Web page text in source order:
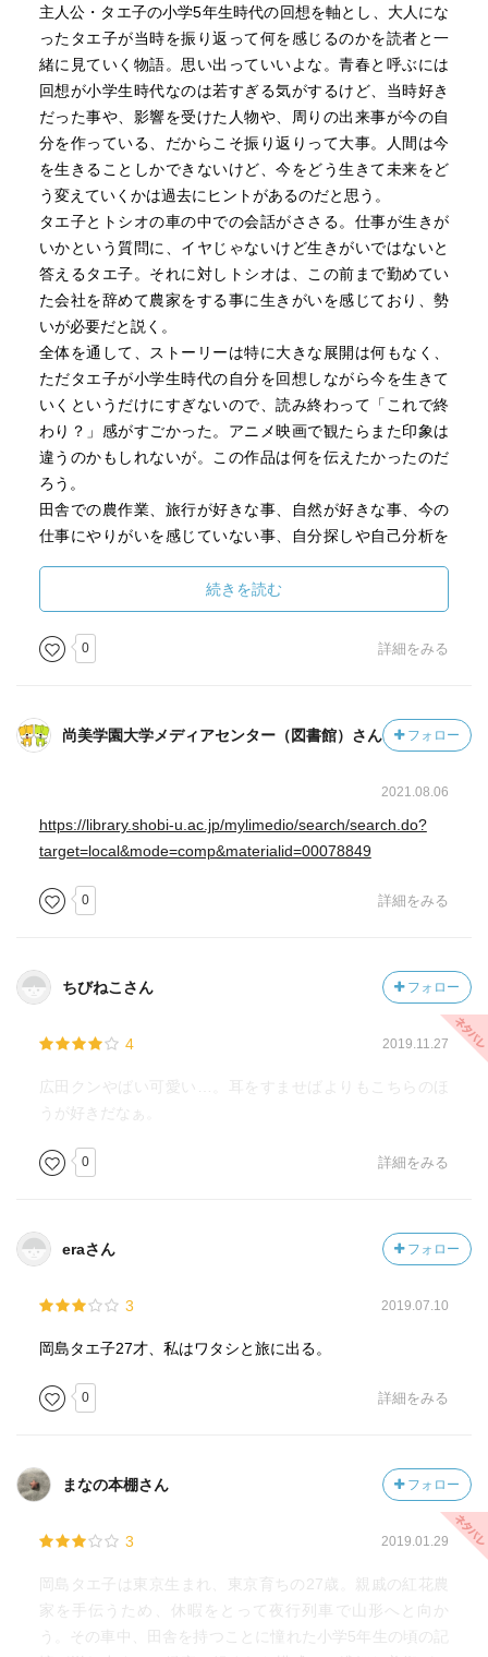
主人公・タエ子の小学5年生時代の回想を軸とし、大人にな
ったタエ子が当時を振り返って何を感じるのかを読者と一
緒に見ていく物語。思い出っていいよな。青春と呼ぶには
回想が小学生時代なのは若すぎる気がするけど、当時好き
だった事や、影響を受けた人物や、周りの出来事が今の自
分を作っている、だからこそ振り返りって大事。人間は今
を生きることしかできないけど、今をどう生きて未来をど
う変えていくかは過去にヒントがあるのだと思う。
タエ子とトシオの車の中での会話がささる。仕事が生きが
いかという質問に、イヤじゃないけど生きがいではないと
答えるタエ子。それに対しトシオは、この前まで勤めてい
た会社を辞めて農家をする事に生きがいを感じており、勢
いが必要だと説く。
全体を通して、ストーリーは特に大きな展開は何もなく、
ただタエ子が小学生時代の自分を回想しながら今を生きて
いくというだけにすぎないので、読み終わって「これで終
わり？」感がすごかった。アニメ映画で観たらまた印象は
違うのかもしれないが。この作品は何を伝えたかったのだ
ろう。
田舎での農作業、旅行が好きな事、自然が好きな事、今の
仕事にやりがいを感じていない事、自分探しや自己分析を
いったものが自分の境遇と似ていることもあり親近感のあ
る作品として惹かれたのかもしれない。世代が同じであれ
ば懐かしいと思いながら読めたのであろう。自分が生まれ
る全然前の時代設定で流行りなどは知らないものばかりで
続きを読む
0 詳細をみる
尚美学園大学メディアセンター（図書館）さん フォロー
2021.08.06
https://library.shobi-u.ac.jp/mylimedio/search/search.do?
target=local&mode=comp&materialid=00078849
0 詳細をみる
ちびねこさん フォロー
4 2019.11.27
広田クンやばい可愛い…。耳をすませばよりもこちらのほ
うが好きだなぁ。
0 詳細をみる
eraさん フォロー
3 2019.07.10
岡島タエ子27才、私はワタシと旅に出る。
0 詳細をみる
まなの本棚さん フォロー
3 2019.01.29
岡島タエ子は東京生まれ、東京育ちの27歳。親戚の紅花農
家を手伝うため、休暇をとって夜行列車で山形へと向か
う。その車中、田舎を持つことに憧れた小学5年生の頃の記